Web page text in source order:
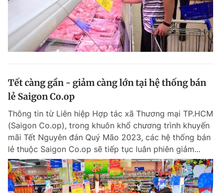
Tết càng gần - giảm càng lớn tại hệ thống bán
lẻ Saigon Co.op
Thông tin từ Liên hiệp Hợp tác xã Thương mại TP.HCM
(Saigon Co.op), trong khuôn khổ chương trình khuyến
mãi Tết Nguyên đán Quý Mão 2023, các hệ thống bán
lẻ thuộc Saigon Co.op sẽ tiếp tục luân phiên giảm...